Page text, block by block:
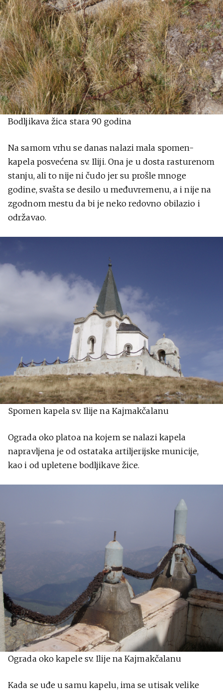
Bodljikava žica stara 90 godina
Na samom vrhu se danas nalazi mala spomen-
kapela posvećena sv. Iliji. Ona je u dosta rasturenom
stanju, ali to nije ni čudo jer su prošle mnoge
godine, svašta se desilo u međuvremenu, a i nije na
zgodnom mestu da bi je neko redovno obilazio i
održavao.
Spomen kapela sv. Ilije na Kajmakčalanu
Ograda oko platoa na kojem se nalazi kapela
napravljena je od ostataka artiljerijske municije,
kao i od upletene bodljikave žice.
Ograda oko kapele sv. Ilije na Kajmakčalanu
Kada se uđe u samu kapelu, ima se utisak velike